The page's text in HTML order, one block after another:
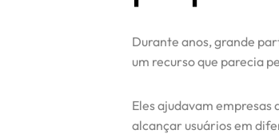
Durante anos, grande
um recurso que parecia
Eles ajudavam
alcançar usuários em